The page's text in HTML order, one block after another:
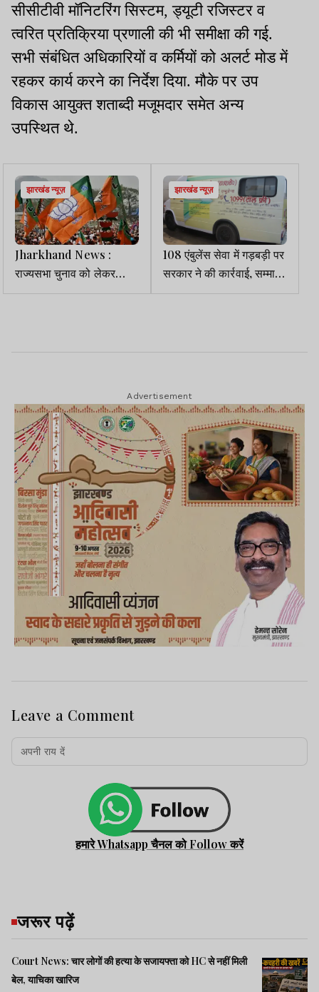
सीसीटीवी मॉनिटरिंग सिस्टम, ड्यूटी रजिस्टर व
त्वरित प्रतिक्रिया प्रणाली की भी समीक्षा की गई.
सभी संबंधित अधिकारियों व कर्मियों को अलर्ट मोड में
रहकर कार्य करने का निर्देश दिया. मौके पर उप
विकास आयुक्त शताब्दी मजूमदार समेत अन्य
उपस्थित थे.
झारखंड न्यूज़
Jharkhand News :
राज्यसभा चुनाव को लेकर
भाजपा में हलचल तेज, कई बड़े
झारखंड न्यूज़
108 एंबुलेंस सेवा में गड़बड़ी पर
सरकार ने की कार्रवाई, सम्मान
फाउंडेशन को हटाया
Advertisement
Leave a Comment
हमारे Whatsapp चैनल को Follow करें
जरूर पढ़ें
Court News: चार लोगों की हत्या के सजायफ्ता को HC से नहीं मिली
बेल, याचिका खारिज